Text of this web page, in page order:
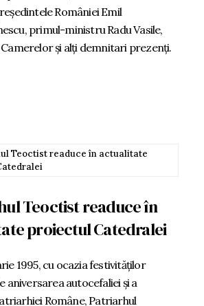
României Emil
primul-ministru Radu Vasile,
și alți demnitari prezenți.
Teoctist readuce în
proiectul Catedralei
1995, cu ocazia festivităților
aniversarea autocefaliei și a
Române, Patriarhul